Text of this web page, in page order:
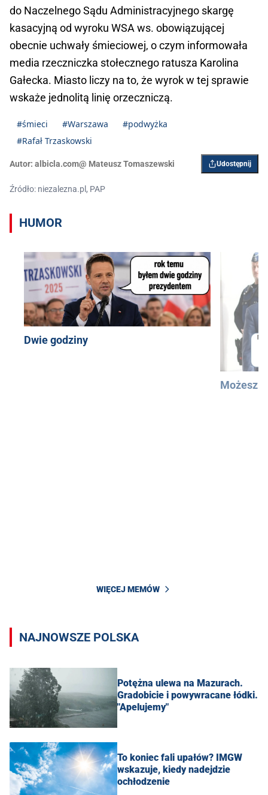
do Naczelnego Sądu Administracyjnego skargę
kasacyjną od wyroku WSA ws. obowiązującej
obecnie uchwały śmieciowej, o czym informowała
media rzeczniczka stołecznego ratusza Karolina
Gałecka. Miasto liczy na to, że wyrok w tej sprawie
wskaże jednolitą linię orzeczniczą.
#śmieci #Warszawa
#podwyżka
#Rafał Trzaskowski
Autor: albicla.com@ Mateusz Tomaszewski Udostępnij
Źródło: niezalezna.pl, PAP
HUMOR
Dwie godziny
Możesz
WIĘCEJ MEMÓW
NAJNOWSZE POLSKA
Potężna ulewa na Mazurach.
Gradobicie i powywracane łódki.
"Apelujemy"
To koniec fali upałów? IMGW
wskazuje, kiedy nadejdzie
ochłodzenie